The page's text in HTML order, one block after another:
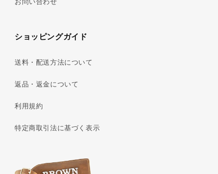
ショッピングガイド
送料・配送方法について
返品・返金について
利用規約
特定商取引法に基づく表示